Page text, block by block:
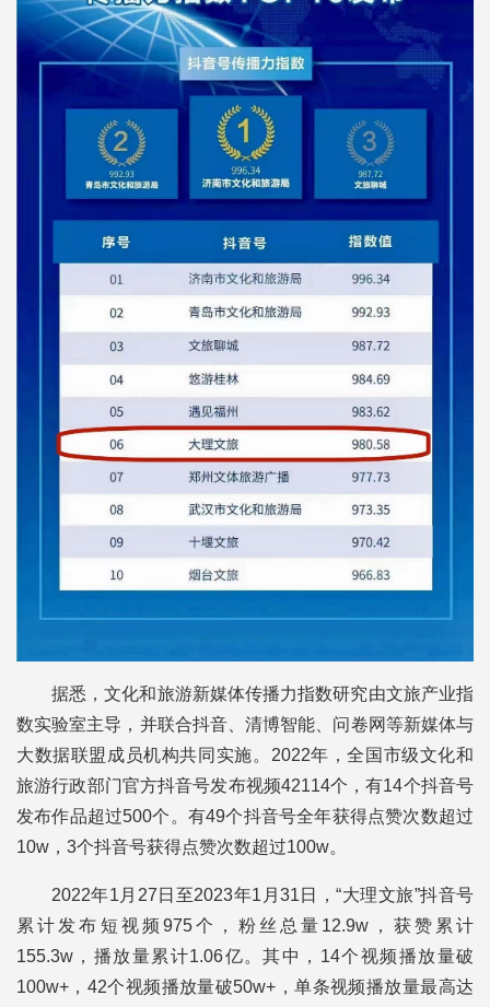
据悉，文化和旅游新媒体传播力指数研究由文旅产业指
数实验室主导，并联合抖音、清博智能、问卷网等新媒体与
大数据联盟成员机构共同实施。2022年，全国市级文化和
旅游行政部门官方抖音号发布视频42114个，有14个抖音号
发布作品超过500个。有49个抖音号全年获得点赞次数超过
10w，3个抖音号获得点赞次数超过100w。
2022年1月27日至2023年1月31日，“大理文旅”抖音号
累计发布短视频975个，粉丝总量12.9w，获赞累计
155.3w，播放量累计1.06亿。其中，14个视频播放量破
100w+，42个视频播放量破50w+，单条视频播放量最高达